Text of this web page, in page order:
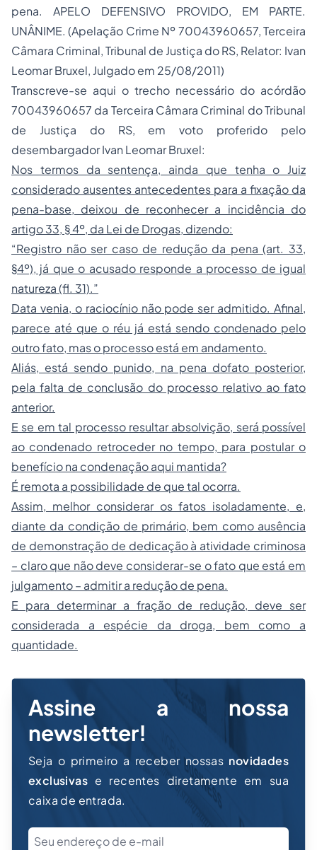
pena. APELO DEFENSIVO PROVIDO, EM PARTE.
UNÂNIME. (Apelação Crime Nº 70043960657, Terceira
Câmara Criminal, Tribunal de Justiça do RS, Relator: Ivan
Leomar Bruxel, Julgado em 25/08/2011)
Transcreve-se aqui o trecho necessário do acórdão
70043960657 da Terceira Câmara Criminal do Tribunal
de Justiça do RS, em voto proferido pelo
desembargador Ivan Leomar Bruxel:
Nos termos da sentença, ainda que tenha o Juiz
considerado ausentes antecedentes para a fixação da
pena-base, deixou de reconhecer a incidência do
artigo 33, § 4º, da Lei de Drogas, dizendo:
“Registro não ser caso de redução da pena (art. 33,
§4º), já que o acusado responde a processo de igual
natureza (fl. 31).”
Data venia, o raciocínio não pode ser admitido. Afinal,
parece até que o réu já está sendo condenado pelo
outro fato, mas o processo está em andamento.
Aliás, está sendo punido, na pena dofato posterior,
pela falta de conclusão do processo relativo ao fato
anterior.
E se em tal processo resultar absolvição, será possível
ao condenado retroceder no tempo, para postular o
benefício na condenação aqui mantida?
É remota a possibilidade de que tal ocorra.
Assim, melhor considerar os fatos isoladamente, e,
diante da condição de primário, bem como ausência
de demonstração de dedicação à atividade criminosa
– claro que não deve considerar-se o fato que está em
julgamento – admitir a redução de pena.
E para determinar a fração de redução, deve ser
considerada a espécie da droga, bem como a
quantidade.
Assine a nossa
newsletter!
Seja o primeiro a receber nossas novidades
exclusivas e recentes diretamente em sua
caixa de entrada.